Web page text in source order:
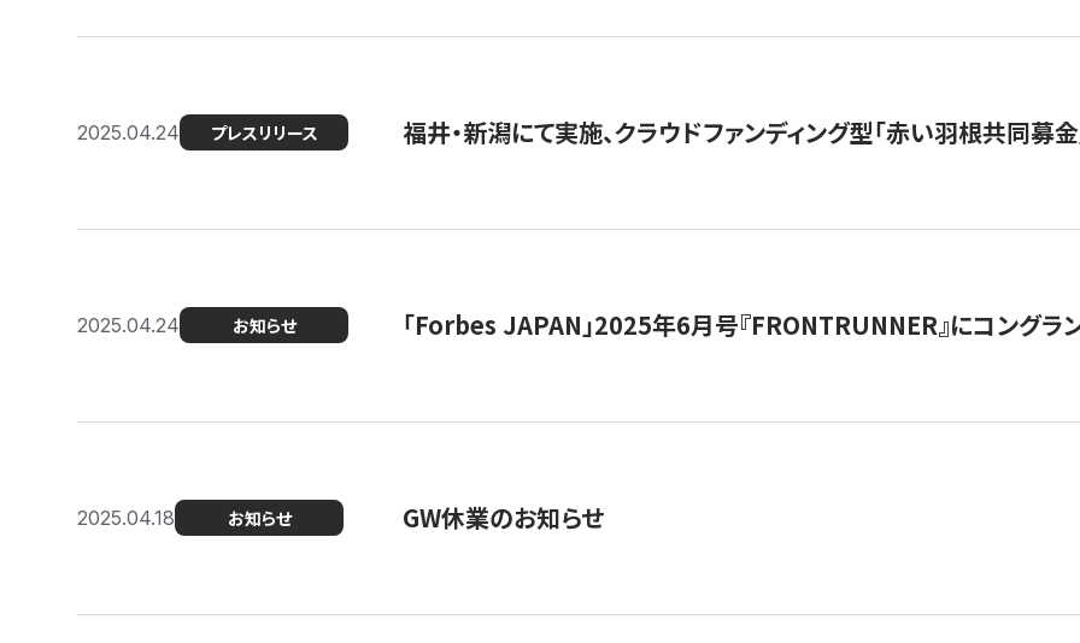
2025.04.24 プレスリリース 福井・新潟にて実施、クラウドファンディング型「赤い羽根共同
2025.04.24 お知らせ 「Forbes JAPAN」2025年6月号『FRONTRUNNER』にコングラ
2025.04.18 お知らせ GW休業のお知らせ